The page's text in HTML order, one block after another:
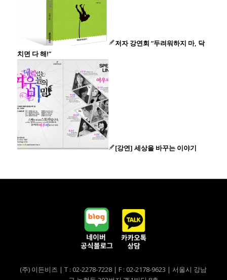
저자 강연회 “두려워하지 마, 닥
치면 다 해!”
[강연] 세상을 바꾸는 이야기
(주) 이든비즈 | T : 02-2278-7228 | F : 02-2178-9623 | 서울시 강남